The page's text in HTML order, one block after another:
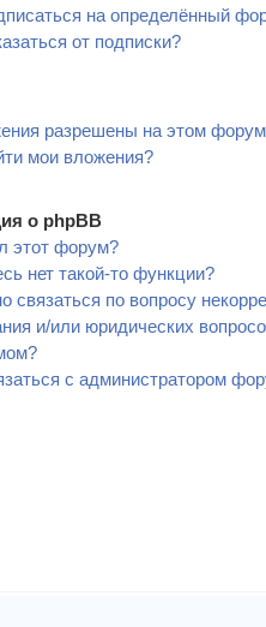
на определённый
от подписки?
разрешены на этом
мои вложения?
о phpBB
этот форум?
нет такой-то функции?
связаться по вопросу
и/или юридических
с администратором